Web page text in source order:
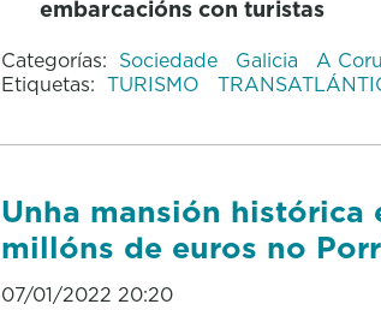
embarcacións con turistas
Categorías: Sociedade Galicia A
Etiquetas: TURISMO
Unha mansión histórica
millóns de euros no
07/01/2022 20:20